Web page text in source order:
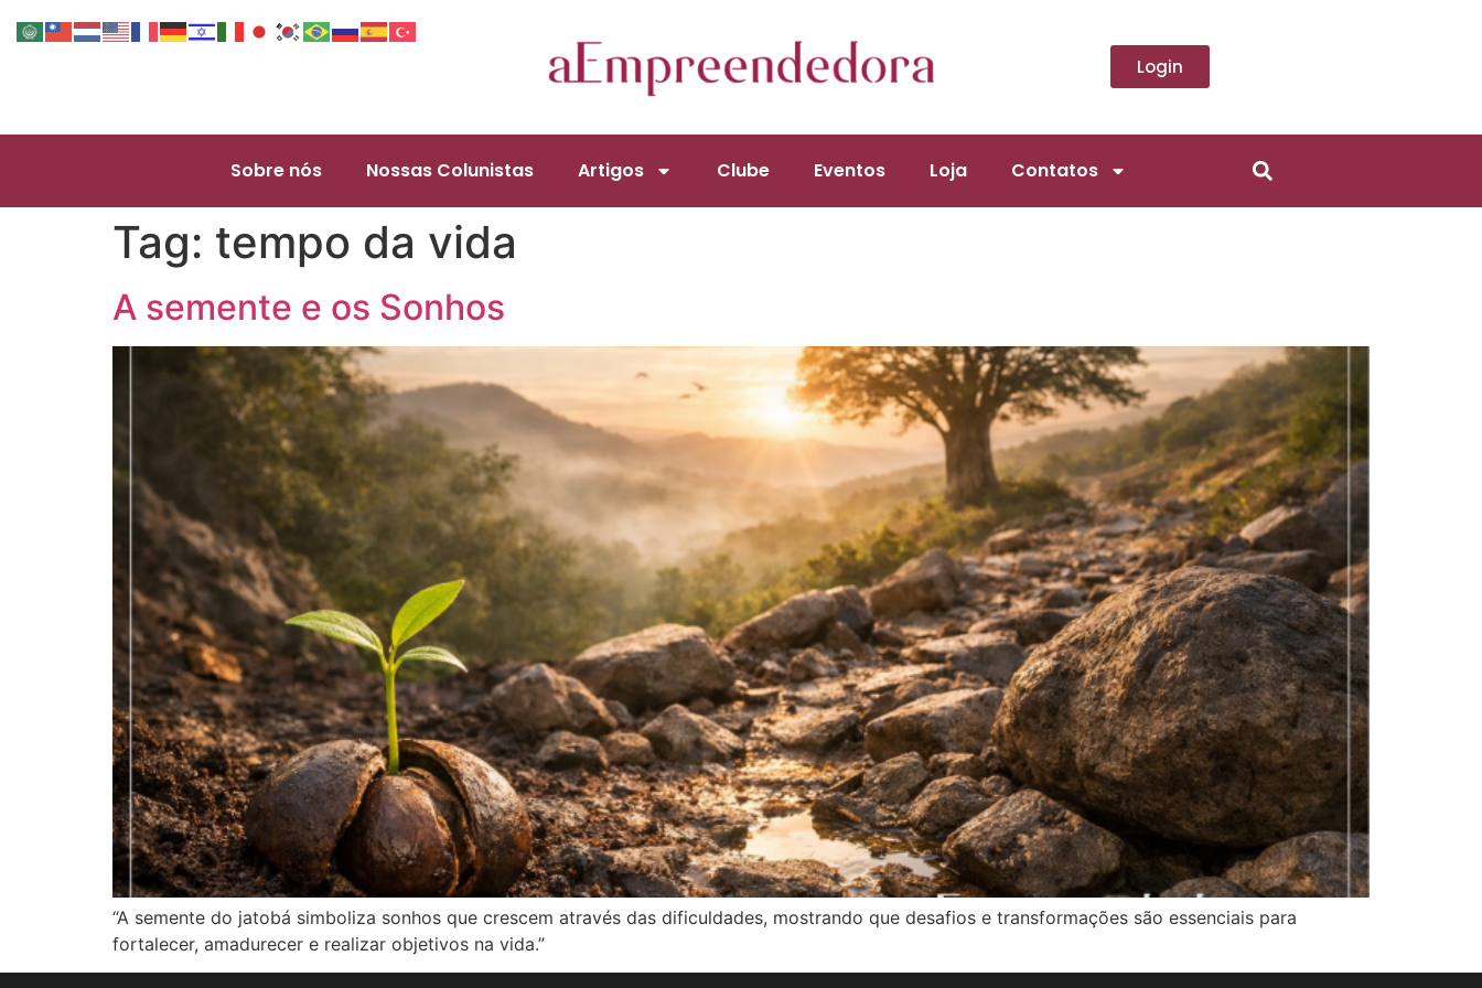
Login
Sobre nós Nossas Colunistas Artigos Clube Eventos Loja Contatos
Tag: tempo da vida
A semente e os Sonhos
“A semente do jatobá simboliza sonhos que crescem através das dificuldades, mostrando que desafios e transformações são essenciais para
fortalecer, amadurecer e realizar objetivos na vida.”